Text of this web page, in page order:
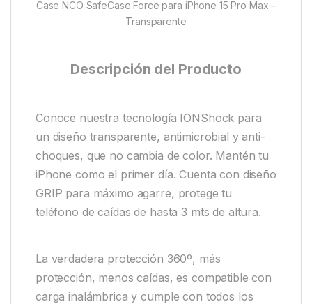
Case NCO SafeCase Force para iPhone 15 Pro Max –
Transparente
Descripción del Producto
Conoce nuestra tecnología IONShock para
un diseño transparente, antimicrobial y anti-
choques, que no cambia de color. Mantén tu
iPhone como el primer día. Cuenta con diseño
GRIP para máximo agarre, protege tu
teléfono de caídas de hasta 3 mts de altura.
La verdadera protección 360º, más
protección, menos caídas, es compatible con
carga inalámbrica y cumple con todos los